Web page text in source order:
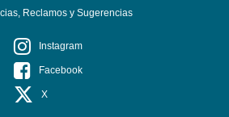
Reclamos y Sugerencias
Instagram
Facebook
X